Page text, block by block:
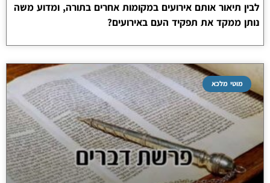
לבין תיאור אותם אירועים במקומות אחרים בתורה, ומדוע משה
נותן ממקד את תפקיד העם באירועים?
מוטי מלכא